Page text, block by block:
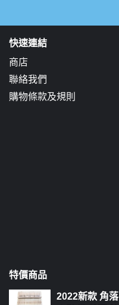
快速連結
商店
聯絡我們
購物條款及規則
特價商品
2022新款 角落